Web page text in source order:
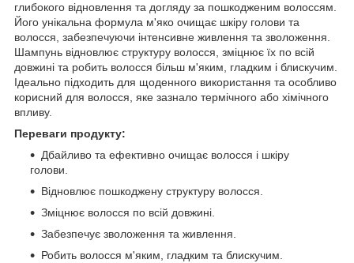
глибокого відновлення та догляду за пошкодженим волоссям.
Його унікальна формула м'яко очищає шкіру голови та
волосся, забезпечуючи інтенсивне живлення та зволоження.
Шампунь відновлює структуру волосся, зміцнює їх по всій
довжині та робить волосся більш м'яким, гладким і блискучим.
Ідеально підходить для щоденного використання та особливо
корисний для волосся, яке зазнало термічного або хімічного
впливу.
Переваги продукту:
Дбайливо та ефективно очищає волосся і шкіру
голови.
Відновлює пошкоджену структуру волосся.
Зміцнює волосся по всій довжині.
Забезпечує зволоження та живлення.
Робить волосся м'яким, гладким та блискучим.